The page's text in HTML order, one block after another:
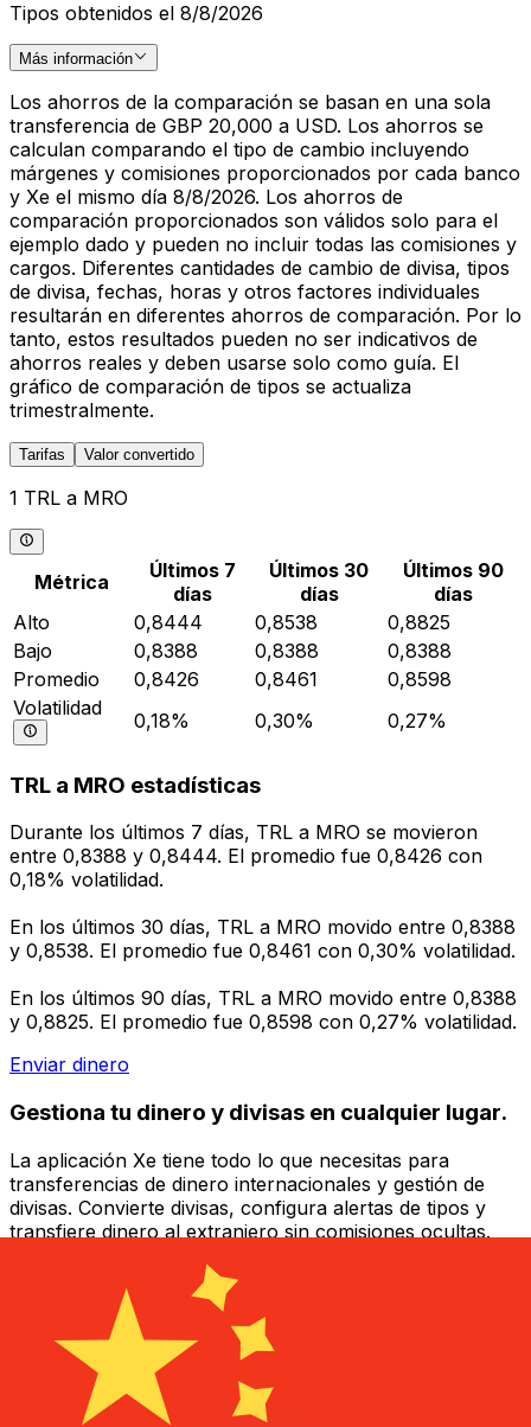
Tipos obtenidos el 8/8/2026
Más información
Los ahorros de la comparación se basan en una sola
transferencia de GBP 20,000 a USD. Los ahorros se
calculan comparando el tipo de cambio incluyendo
márgenes y comisiones proporcionados por cada banco
y Xe el mismo día 8/8/2026. Los ahorros de
comparación proporcionados son válidos solo para el
ejemplo dado y pueden no incluir todas las comisiones y
cargos. Diferentes cantidades de cambio de divisa, tipos
de divisa, fechas, horas y otros factores individuales
resultarán en diferentes ahorros de comparación. Por lo
tanto, estos resultados pueden no ser indicativos de
ahorros reales y deben usarse solo como guía. El
gráfico de comparación de tipos se actualiza
trimestralmente.
Tarifas Valor convertido
1 TRL a MRO
Métrica
Últimos 7
días
Últimos 30
días
Últimos 90
días
Alto
0,8444 0,8538
0,8825
Bajo
0,8388 0,8388
0,8388
Promedio
0,8426 0,8461
0,8598
Volatilidad
0,18% 0,30% 0,27%
TRL a MRO estadísticas
Durante los últimos 7 días, TRL a MRO se movieron
entre 0,8388 y 0,8444. El promedio fue 0,8426 con
0,18% volatilidad.
En los últimos 30 días, TRL a MRO movido entre 0,8388
y 0,8538. El promedio fue 0,8461 con 0,30% volatilidad.
En los últimos 90 días, TRL a MRO movido entre 0,8388
y 0,8825. El promedio fue 0,8598 con 0,27% volatilidad.
Enviar dinero
Gestiona tu dinero y divisas en cualquier lugar.
La aplicación Xe tiene todo lo que necesitas para
transferencias de dinero internacionales y gestión de
divisas. Convierte divisas, configura alertas de tipos y
transfiere dinero al extranjero sin comisiones ocultas.